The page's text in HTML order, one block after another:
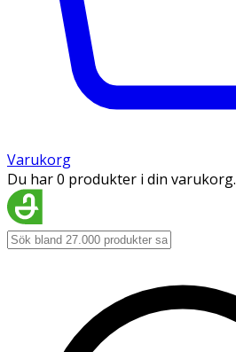
Varukorg
Du har 0 produkter i din varukorg.